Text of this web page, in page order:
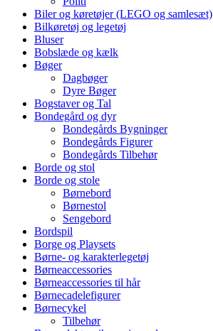
Biler og køretøjer (LEGO og samlesæt)
Bilkøretøj og legetøj
Bluser
Bobslæde og kælk
Bøger
Dagbøger
Dyre Bøger
Bogstaver og Tal
Bondegård og dyr
Bondegårds Bygninger
Bondegårds Figurer
Bondegårds Tilbehør
Borde og stol
Borde og stole
Børnebord
Børnestol
Sengebord
Bordspil
Borge og Playsets
Børne- og karakterlegetøj
Børneaccessories
Børneaccessories til hår
Børnecadelefigurer
Børnecykel
Tilbehør